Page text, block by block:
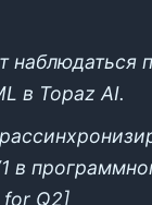
в Topaz AI.
в
for Q2]